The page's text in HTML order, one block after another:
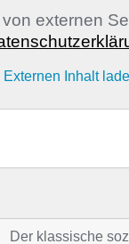
externen
Externen Inhalt
Der klassische